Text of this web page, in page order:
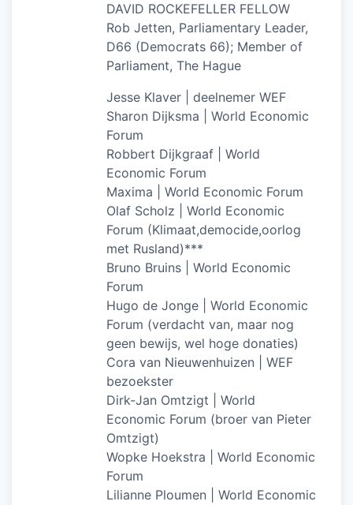
DAVID ROCKEFELLER FELLOW
Rob Jetten, Parliamentary Leader,
D66 (Democrats 66); Member of
Parliament, The Hague
Jesse Klaver | deelnemer WEF
Sharon Dijksma | World Economic
Forum
Robbert Dijkgraaf | World
Economic Forum
Maxima | World Economic Forum
Olaf Scholz | World Economic
Forum (Klimaat,democide,oorlog
met Rusland)***
Bruno Bruins | World Economic
Forum
Hugo de Jonge | World Economic
Forum (verdacht van, maar nog
geen bewijs, wel hoge donaties)
Cora van Nieuwenhuizen | WEF
bezoekster
Dirk-Jan Omtzigt | World
Economic Forum (broer van Pieter
Omtzigt)
Wopke Hoekstra | World Economic
Forum
Lilianne Ploumen | World Economic